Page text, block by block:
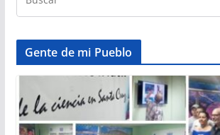
Gente de mi Pueblo